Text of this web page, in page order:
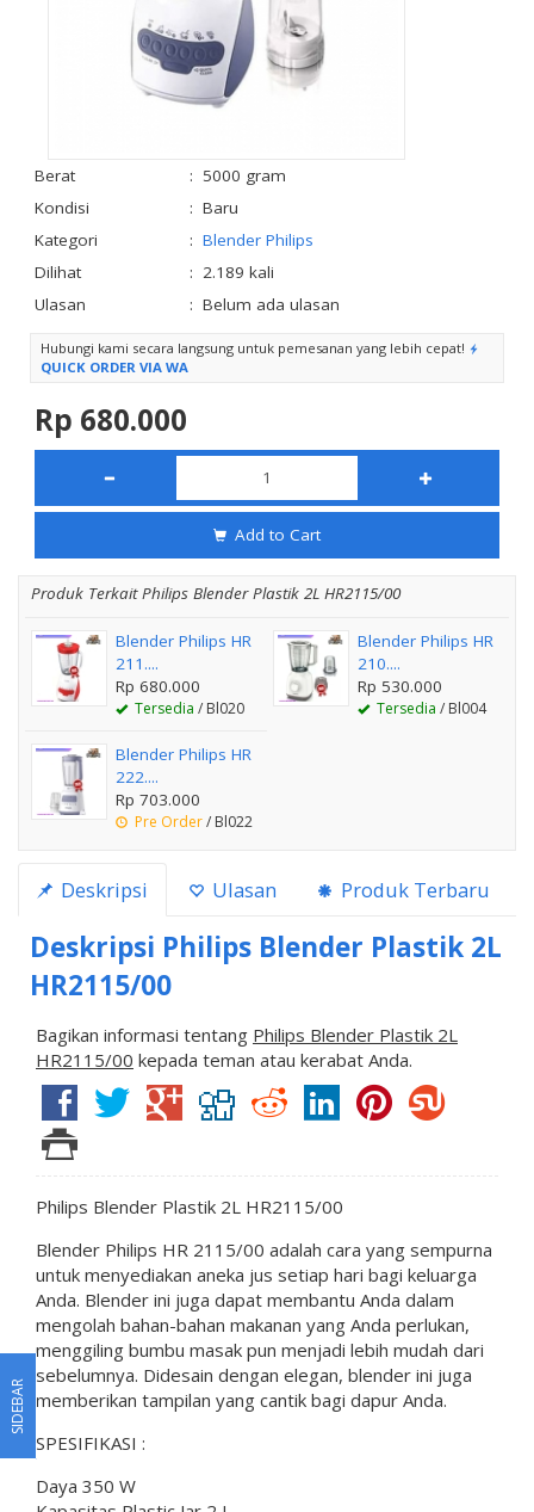
Berat : 5000 gram
Kondisi
: Baru
Kategori
: Blender Philips
Dilihat
: 2.189 kali
Ulasan
: Belum ada ulasan
Hubungi kami secara langsung untuk pemesanan yang lebih cepat!
QUICK ORDER VIA WA
Rp 680.000
Add to Cart
Produk Terkait Philips Blender Plastik 2L HR2115/00
Blender Philips HR
211....
Rp 680.000
Tersedia / Bl020
Blender Philips HR
210....
Rp 530.000
Tersedia / Bl004
Blender Philips HR
222....
Rp 703.000
Pre Order/ Bl022
Deskripsi Ulasan Produk Terbaru
Deskripsi Philips Blender Plastik 2L
HR2115/00
Bagikan informasi tentang Philips Blender Plastik 2L
HR2115/00 kepada teman atau kerabat Anda.
Philips Blender Plastik 2L HR2115/00
Blender Philips HR 2115/00 adalah cara yang sempurna
untuk menyediakan aneka jus setiap hari bagi keluarga
Anda. Blender ini juga dapat membantu Anda dalam
mengolah bahan-bahan makanan yang Anda perlukan,
menggiling bumbu masak pun menjadi lebih mudah dari
sebelumnya. Didesain dengan elegan, blender ini juga
memberikan tampilan yang cantik bagi dapur Anda.
SPESIFIKASI :
Daya 350 W
SIDEBAR